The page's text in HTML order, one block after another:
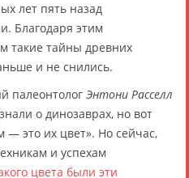
лет пять назад
Благодаря этим
такие тайны древних
и не снились.
палеонтолог Энтони Расселл
о динозаврах, но вот
— это их цвет». Но сейчас,
и успехам
цвета были эти